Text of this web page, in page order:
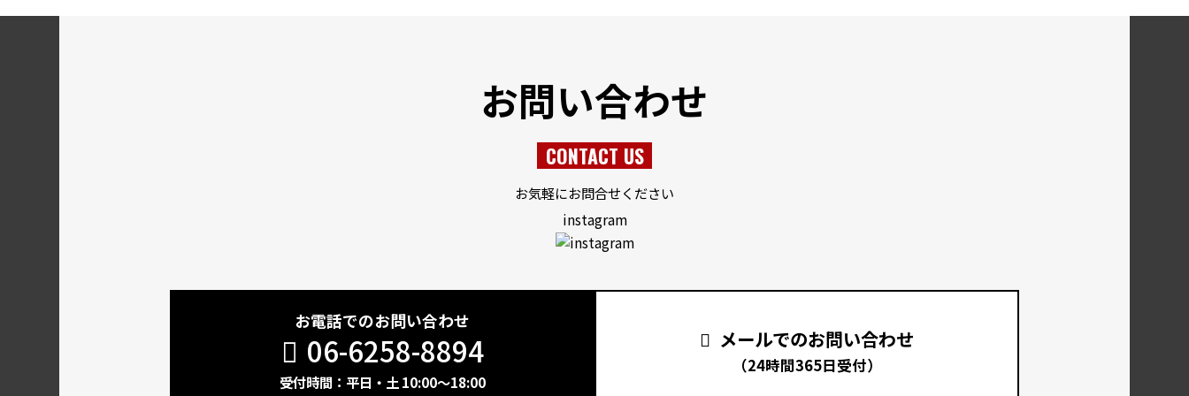
お問い合わせ
CONTACT US
お気軽にお問合せください
instagram
お電話でのお問い合わせ
06-6258-8894
受付時間：平日・土 10:00～18:00
メールでのお問い合わせ
（24時間365日受付）